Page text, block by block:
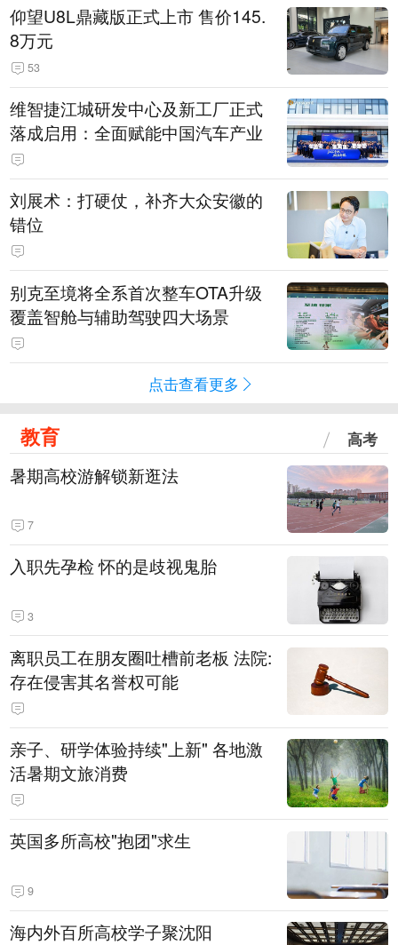
仰望U8L鼎藏版正式上市 售价145.
8万元
53
维智捷江城研发中心及新工厂正式
落成启用：全面赋能中国汽车产业
刘展术：打硬仗，补齐大众安徽的
错位
别克至境将全系首次整车OTA升级
覆盖智舱与辅助驾驶四大场景
点击查看更多
教育 高考
暑期高校游解锁新逛法
7
入职先孕检 怀的是歧视鬼胎
3
离职员工在朋友圈吐槽前老板 法院:
存在侵害其名誉权可能
亲子、研学体验持续"上新" 各地激
活暑期文旅消费
英国多所高校"抱团"求生
9
海内外百所高校学子聚沈阳